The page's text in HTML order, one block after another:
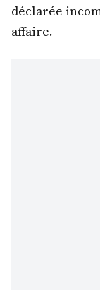
déclarée
affaire.